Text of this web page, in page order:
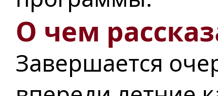
О чем
Завершается